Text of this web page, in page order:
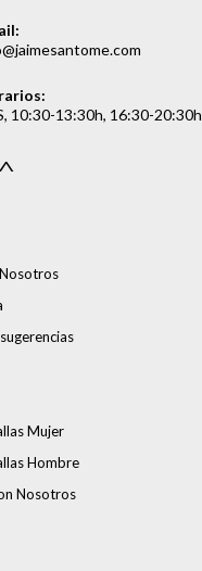
10:30-13:30h, 16:30-20:30h
Mujer
Hombre
Nosotros